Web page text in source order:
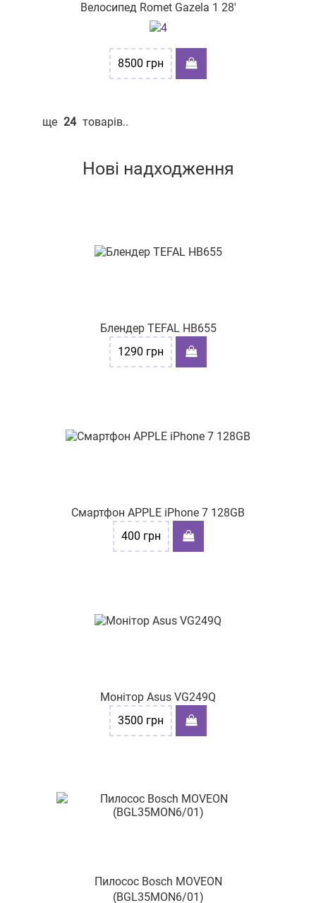
Велосипед Romet Gazela 1 28'
8500 грн
ще 24 товарів..
Нові надходження
Блендер TEFAL HB655
1290 грн
Смартфон APPLE iPhone 7 128GB
400 грн
Монітор Asus VG249Q
3500 грн
Пилосос Bosch MOVEON
(BGL35MON6/01)